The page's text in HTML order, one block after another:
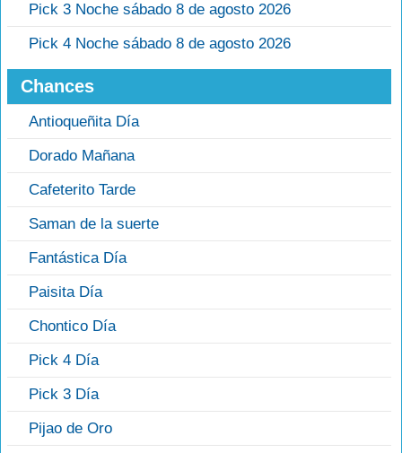
Pick 3 Noche sábado 8 de agosto 2026
Pick 4 Noche sábado 8 de agosto 2026
Chances
Antioqueñita Día
Dorado Mañana
Cafeterito Tarde
Saman de la suerte
Fantástica Día
Paisita Día
Chontico Día
Pick 4 Día
Pick 3 Día
Pijao de Oro